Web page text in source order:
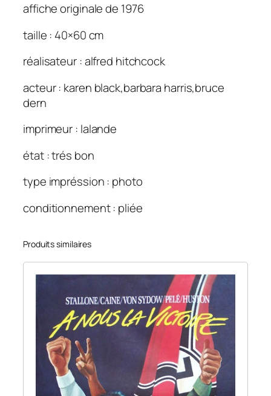
affiche originale de 1976
taille : 40×60 cm
réalisateur : alfred hitchcock
acteur : karen black,barbara harris,bruce
dern
imprimeur : lalande
état : trés bon
type impréssion : photo
conditionnement : pliée
Produits similaires